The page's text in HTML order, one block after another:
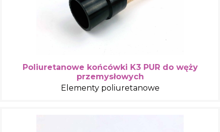
Poliuretanowe końcówki K3 PUR do węży
przemysłowych
Elementy poliuretanowe